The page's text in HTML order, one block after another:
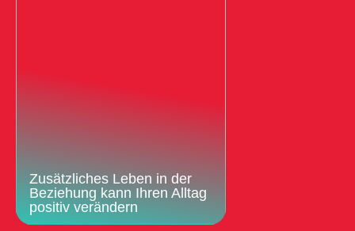
Zusätzliches Leben in der
Beziehung kann Ihren Alltag
positiv verändern